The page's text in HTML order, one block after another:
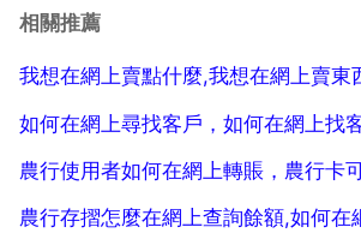
格，在部落格裡寫文章或 文章，部落
相關推薦
我想在網上賣點什麼,我想在網上賣東
如何在網上尋找客戶，如何在網上找